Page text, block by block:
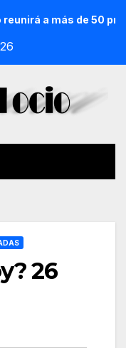
de 50 productores
26